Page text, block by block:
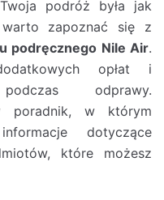
podróż była jak
warto zapoznać się z
podręcznego Nile Air.
opłat i
odprawy.
poradnik, w którym
dotyczące
które możesz